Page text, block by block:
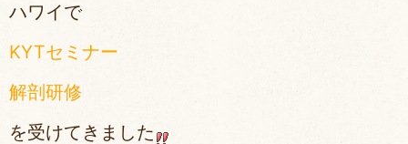
ハワイで
KYTセミナー
解剖研修
を受けてきました